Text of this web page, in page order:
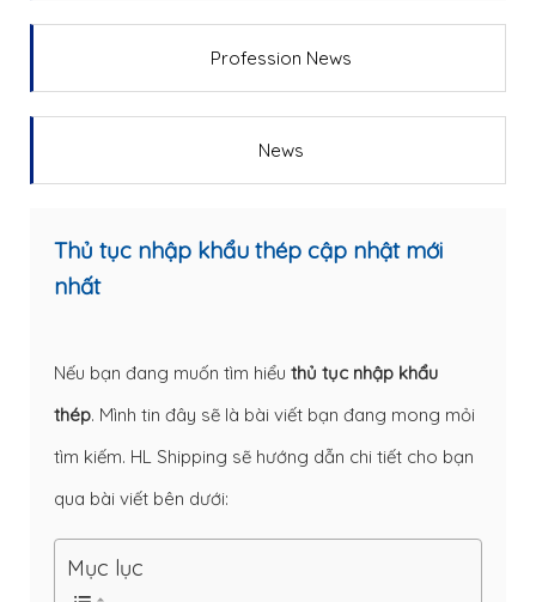
Profession News
News
Thủ tục nhập khẩu thép cập nhật mới
nhất
Nếu bạn đang muốn tìm hiểu thủ tục nhập khẩu
thép. Mình tin đây sẽ là bài viết bạn đang mong mỏi
tìm kiếm. HL Shipping sẽ hướng dẫn chi tiết cho bạn
qua bài viết bên dưới:
Mục lục